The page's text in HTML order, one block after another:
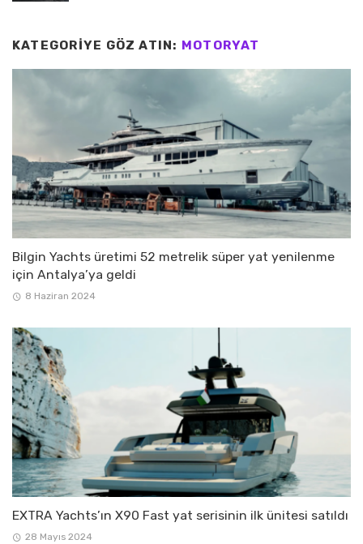
KATEGORIYE GÖZ ATIN: MOTORYAT
Bilgin Yachts üretimi 52 metrelik süper yat yenilenme
için Antalya’ya geldi
8 Haziran 2024
EXTRA Yachts’ın X90 Fast yat serisinin ilk ünitesi satıldı
28 Mayıs 2024